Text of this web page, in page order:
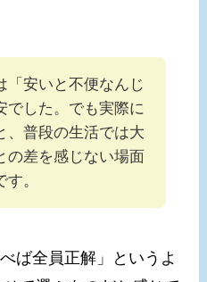
「安いと不便なんじ
した。でも実際に
、普段の生活では大
の差を感じない場面
。
ば全員正解」というよ